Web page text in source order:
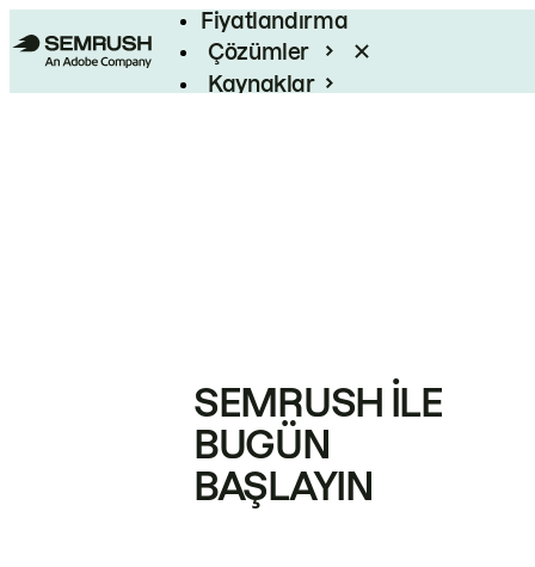
Fiyatlandırma
Çözümler
Kaynaklar
SEMRUSH ILE
BUGÜN
BAŞLAYIN